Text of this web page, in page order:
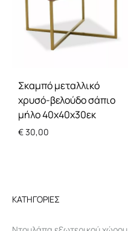
Σκαμπό μεταλλικό
χρυσό-βελούδο σάπιο
μήλο 40x40x30εκ
€30,00
ΚΑΤΗΓΟΡΊΕΣ